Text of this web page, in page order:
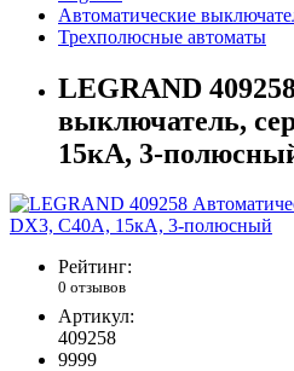
Автоматические
Трехполюсные автоматы
LEGRAND
выключатель,
15кА, 3-
Рейтинг:
0 отзывов
Артикул:
409258
9999